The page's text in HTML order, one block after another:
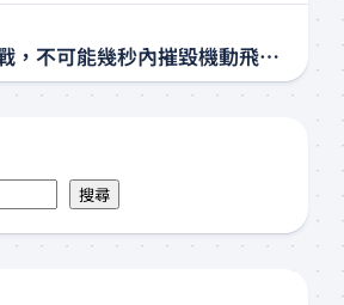
破除認知作戰，不可能幾秒內摧毀機動飛彈陣地
搜尋